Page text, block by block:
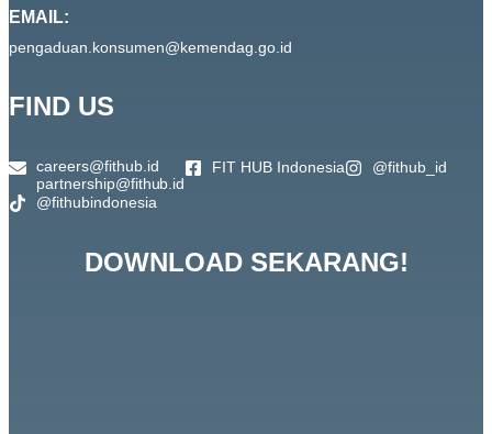
EMAIL:
pengaduan.konsumen@kemendag.go.id
FIND US
careers@fithub.id
partnership@fithub.id
FIT HUB Indonesia
@fithub_id
@fithubindonesia
DOWNLOAD SEKARANG!